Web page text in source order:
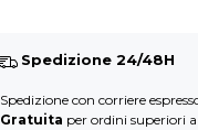
Spedizione 24/48H
Spedizione con corriere
Gratuita per ordini superiori a